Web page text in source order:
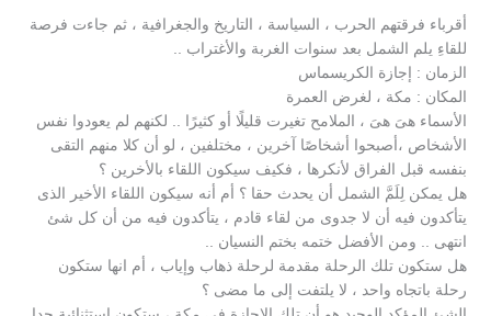
أقرباء فرقتهم الحرب ، السياسة ، التاريخ والجغرافية ، ثم جاءت فرصة
للقاءِ يلم الشمل بعد سنوات الغربة والأغتراب ..
الزمان : إجازة الكريسماس
المكان : مكة ، لغرض العمرة
الأسماء هىَ هىَ ، الملامح تغيرت قليلًا أو كثيرًا .. لكنهم لم يعودوا نفس
الأشخاص ،أصبحوا أشخاصًا آخرين ، مختلفين ، لو أن كلا منهم التقى
بنفسه قبل الفراق لأنكرها ، فكيف سيكون اللقاء بالأخرين ؟
هل يمكن لِلَمَّ الشمل أن يحدث حقا ؟ أم أنه سيكون اللقاء الأخير الذى
يتأكدون فيه أن لا جدوى من لقاء قادم ، يتأكدون فيه من أن كل شئ
انتهى .. ومن الأفضل ختمه بختم النسيان ..
هل ستكون تلك الرحلة مقدمة لرحلة ذهاب وإياب ، أم انها ستكون
رحلة باتجاه واحد ، لا يلتفت إلى ما مضى ؟